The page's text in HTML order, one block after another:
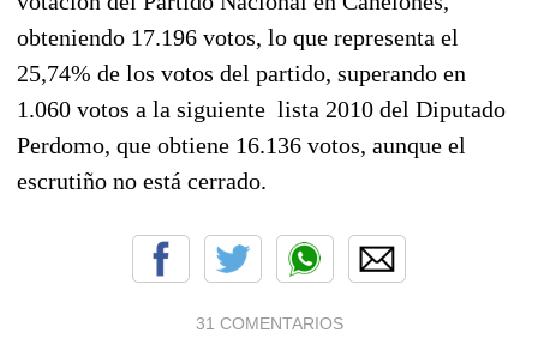
obteniendo 17.196 votos, lo que representa el
25,74% de los votos del partido, superando en
1.060 votos a la siguiente lista 2010 del Diputado
Perdomo, que obtiene 16.136 votos, aunque el
escrutiño no está cerrado.
31 COMENTARIOS